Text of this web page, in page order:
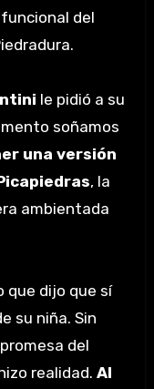
del
le pidió a su
soñamos
una versión
, la
ambientada
que dijo que sí
su niña. Sin
del
realidad. Al